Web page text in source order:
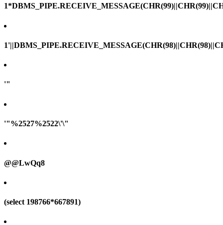
'"
'"%2527%2522\'\"
@@LwQq8
(select 198766*667891)